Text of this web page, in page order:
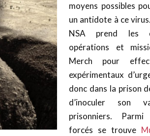
moyens possibles
un antidote à ce
NSA prend les
opérations et
Merch pour
expérimentaux
donc dans la prison
d’inoculer son
prisonniers.
forcés se trouve